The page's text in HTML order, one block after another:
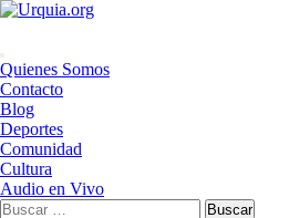
Saltar
Menú
principal
Quienes Somos
Contacto
Blog
Deportes
Comunidad
Cultura
Audio en Vivo
Buscar: